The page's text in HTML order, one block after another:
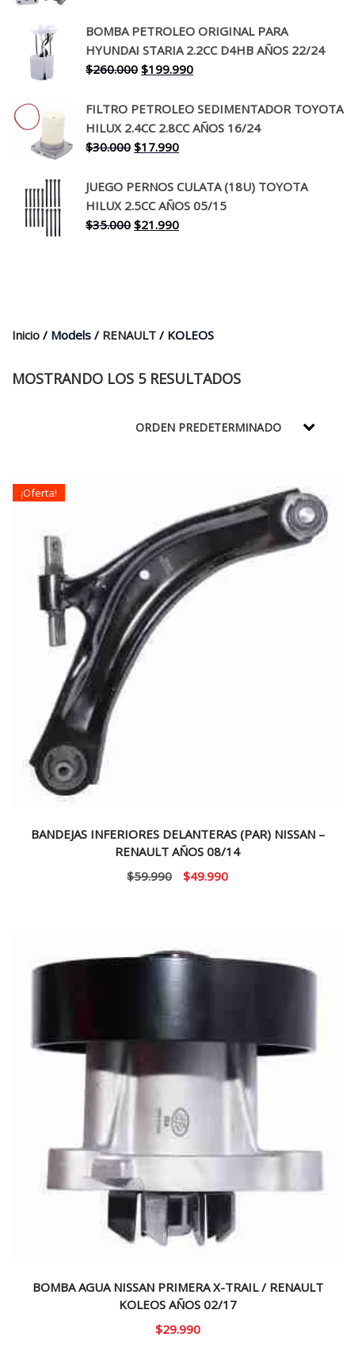
original
era:
$650.000.
actual
es:
$519.990.
BOMBA PETROLEO ORIGINAL PARA
HYUNDAI STARIA 2.2CC D4HB AÑOS 22/24
$260.000 El
original
era:
$260.000.
$199.990El
actual
es:
FILTRO PETROLEO SEDIMENTADOR TOYOTA
HILUX 2.4CC 2.8CC AÑOS 16/24
$30.000 El
original
era:
$30.000.
$17.990El
actual
es:
$17.990.
JUEGO PERNOS CULATA (18U) TOYOTA
HILUX 2.5CC AÑOS 05/15
$35.000 El
$21.990El
Inicio / Models / RENAULT / KOLEOS
MOSTRANDO LOS 5 RESULTADOS
¡Oferta!
BANDEJAS INFERIORES DELANTERAS (PAR) NISSAN –
RENAULT AÑOS 08/14
$59.990
El
$59.990.
$49.990El
BOMBA AGUA NISSAN PRIMERA X-TRAIL / RENAULT
KOLEOS AÑOS 02/17
$29.990